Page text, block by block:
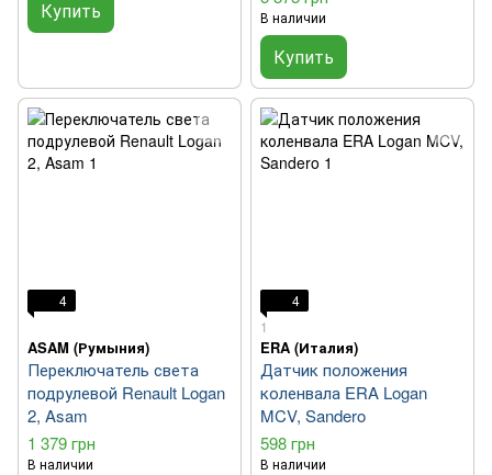
Купить В наличии
Купить
4
ASAM (Румыния)
Переключатель света
подрулевой Renault Logan
2, Asam
1 379 грн
В наличии
4
1
ERA (Италия)
Датчик положения
коленвала ERA Logan
MCV, Sandero
598 грн
В наличии